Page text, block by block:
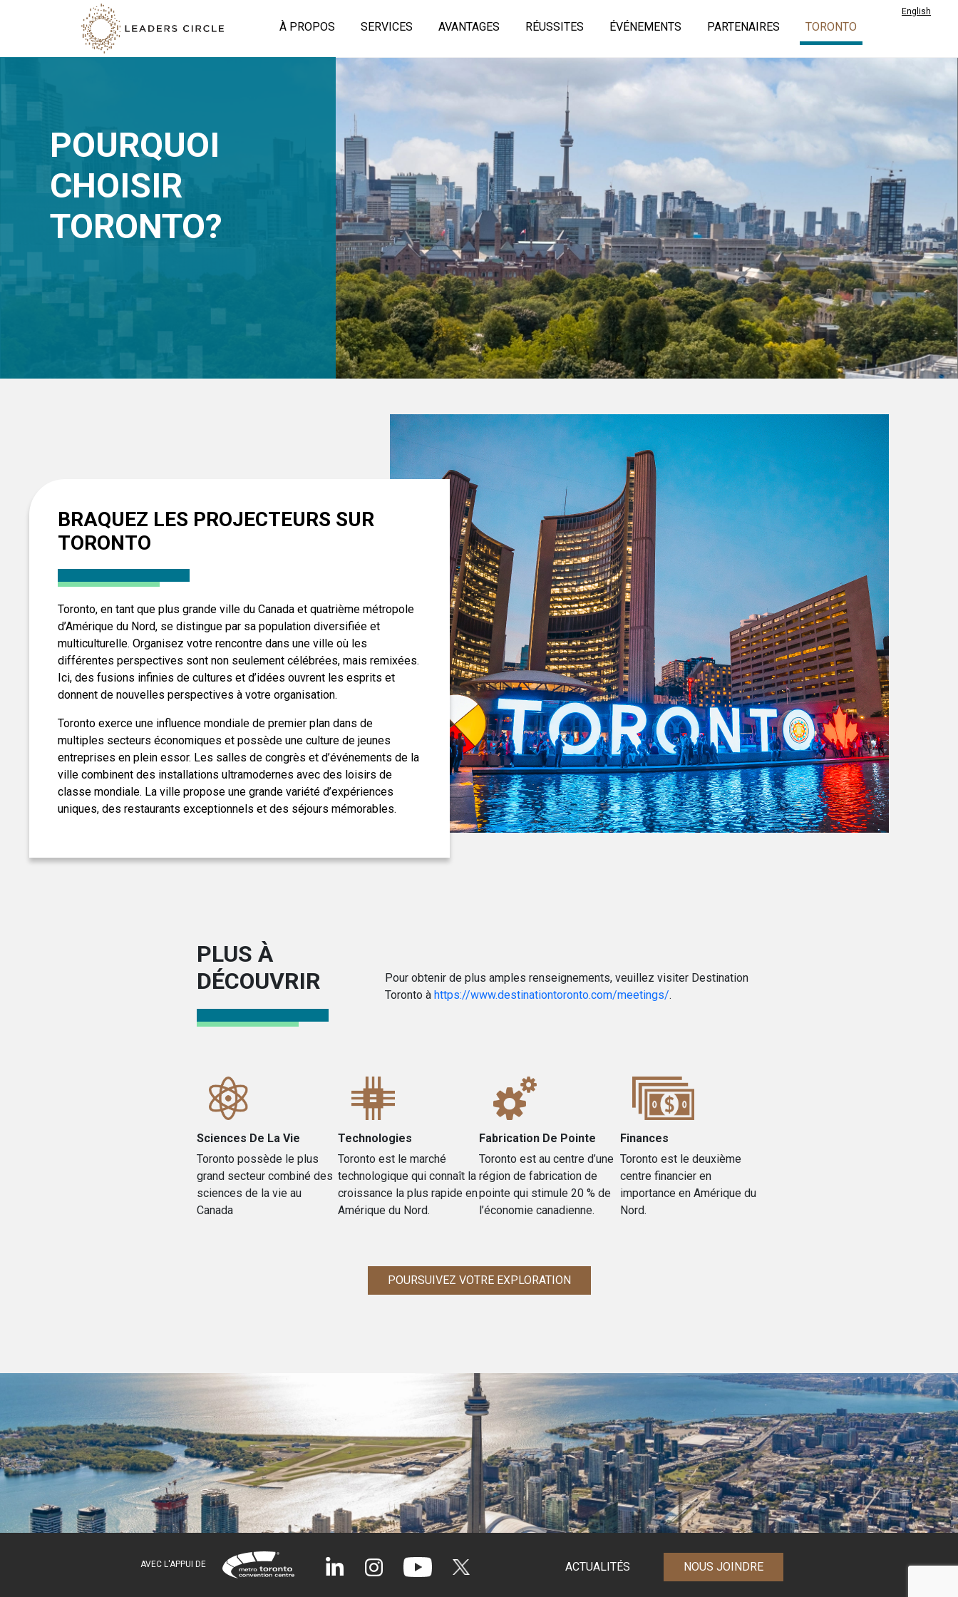
Skip to main content
English
À PROPOS SERVICES AVANTAGES RÉUSSITES ÉVÉNEMENTS PARTENAIRES TORONTO
POURQUOI
CHOISIR
TORONTO?
BRAQUEZ LES PROJECTEURS SUR
TORONTO
Toronto, en tant que plus grande ville du Canada et quatrième métropole
d’Amérique du Nord, se distingue par sa population diversifiée et
multiculturelle. Organisez votre rencontre dans une ville où les
différentes perspectives sont non seulement célébrées, mais remixées.
Ici, des fusions infinies de cultures et d’idées ouvrent les esprits et
donnent de nouvelles perspectives à votre organisation.
Toronto exerce une influence mondiale de premier plan dans de
multiples secteurs économiques et possède une culture de jeunes
entreprises en plein essor. Les salles de congrès et d’événements de la
ville combinent des installations ultramodernes avec des loisirs de
classe mondiale. La ville propose une grande variété d’expériences
uniques, des restaurants exceptionnels et des séjours mémorables.
PLUS À
DÉCOUVRIR
Pour obtenir de plus amples renseignements, veuillez visiter Destination
Toronto à https://www.destinationtoronto.com/meetings/.
Sciences De La Vie
Toronto possède le plus
grand secteur combiné des
sciences de la vie au
Canada
Technologies
Toronto est le marché
technologique qui connaît la
croissance la plus rapide en
Amérique du Nord.
Fabrication De Pointe
Toronto est au centre d’une
région de fabrication de
pointe qui stimule 20 % de
l’économie canadienne.
Finances
Toronto est le deuxième
centre financier en
importance en Amérique du
Nord.
POURSUIVEZ VOTRE EXPLORATION
AVEC L'APPUI DE ACTUALITÉS NOUS JOINDRE